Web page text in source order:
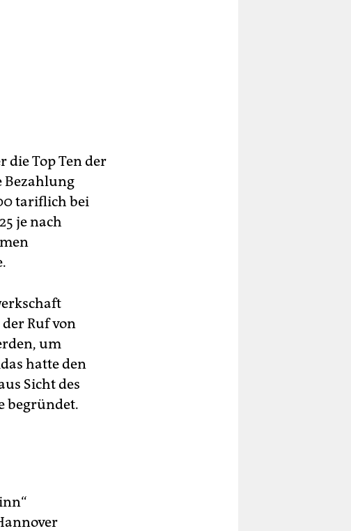
die Top Ten der
Bezahlung
tariflich bei
je nach
Ruf von
um
hatte den
Sicht des
begründet.